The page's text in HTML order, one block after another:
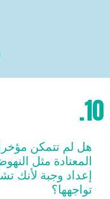
10.
هل لم تتمكن
المعتادة مثل
إعداد وجبة لأنك
تواجهها؟